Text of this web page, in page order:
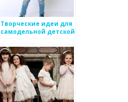
Творческие идеи для
самодельной детской